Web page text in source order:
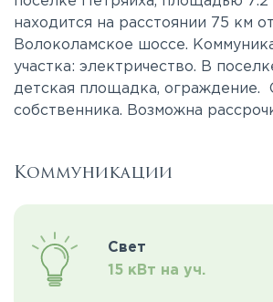
находится на расстоянии 75 км
Волоколамское шоссе.
участка: электричество. В
детская площадка, ограждение.
собственника. Возможна
Коммуникации
Свет
15 кВт на уч.